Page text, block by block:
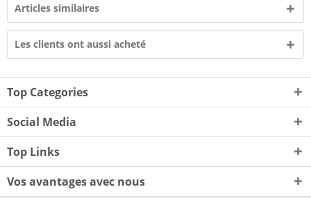
Articles similaires
Les clients ont aussi acheté
Top Categories
Social Media
Top Links
Vos avantages avec nous